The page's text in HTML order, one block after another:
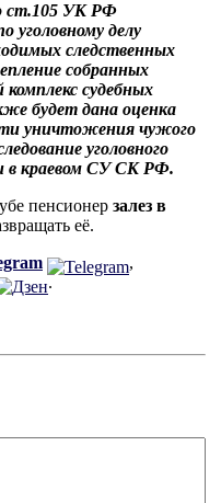
ст.105 УК РФ
уголовному делу
следственных
собранных
судебных
будет дана оценка
уничтожения чужого
уголовного
в краевом СУ СК РФ.
пенсионер залез в
её.
,
.